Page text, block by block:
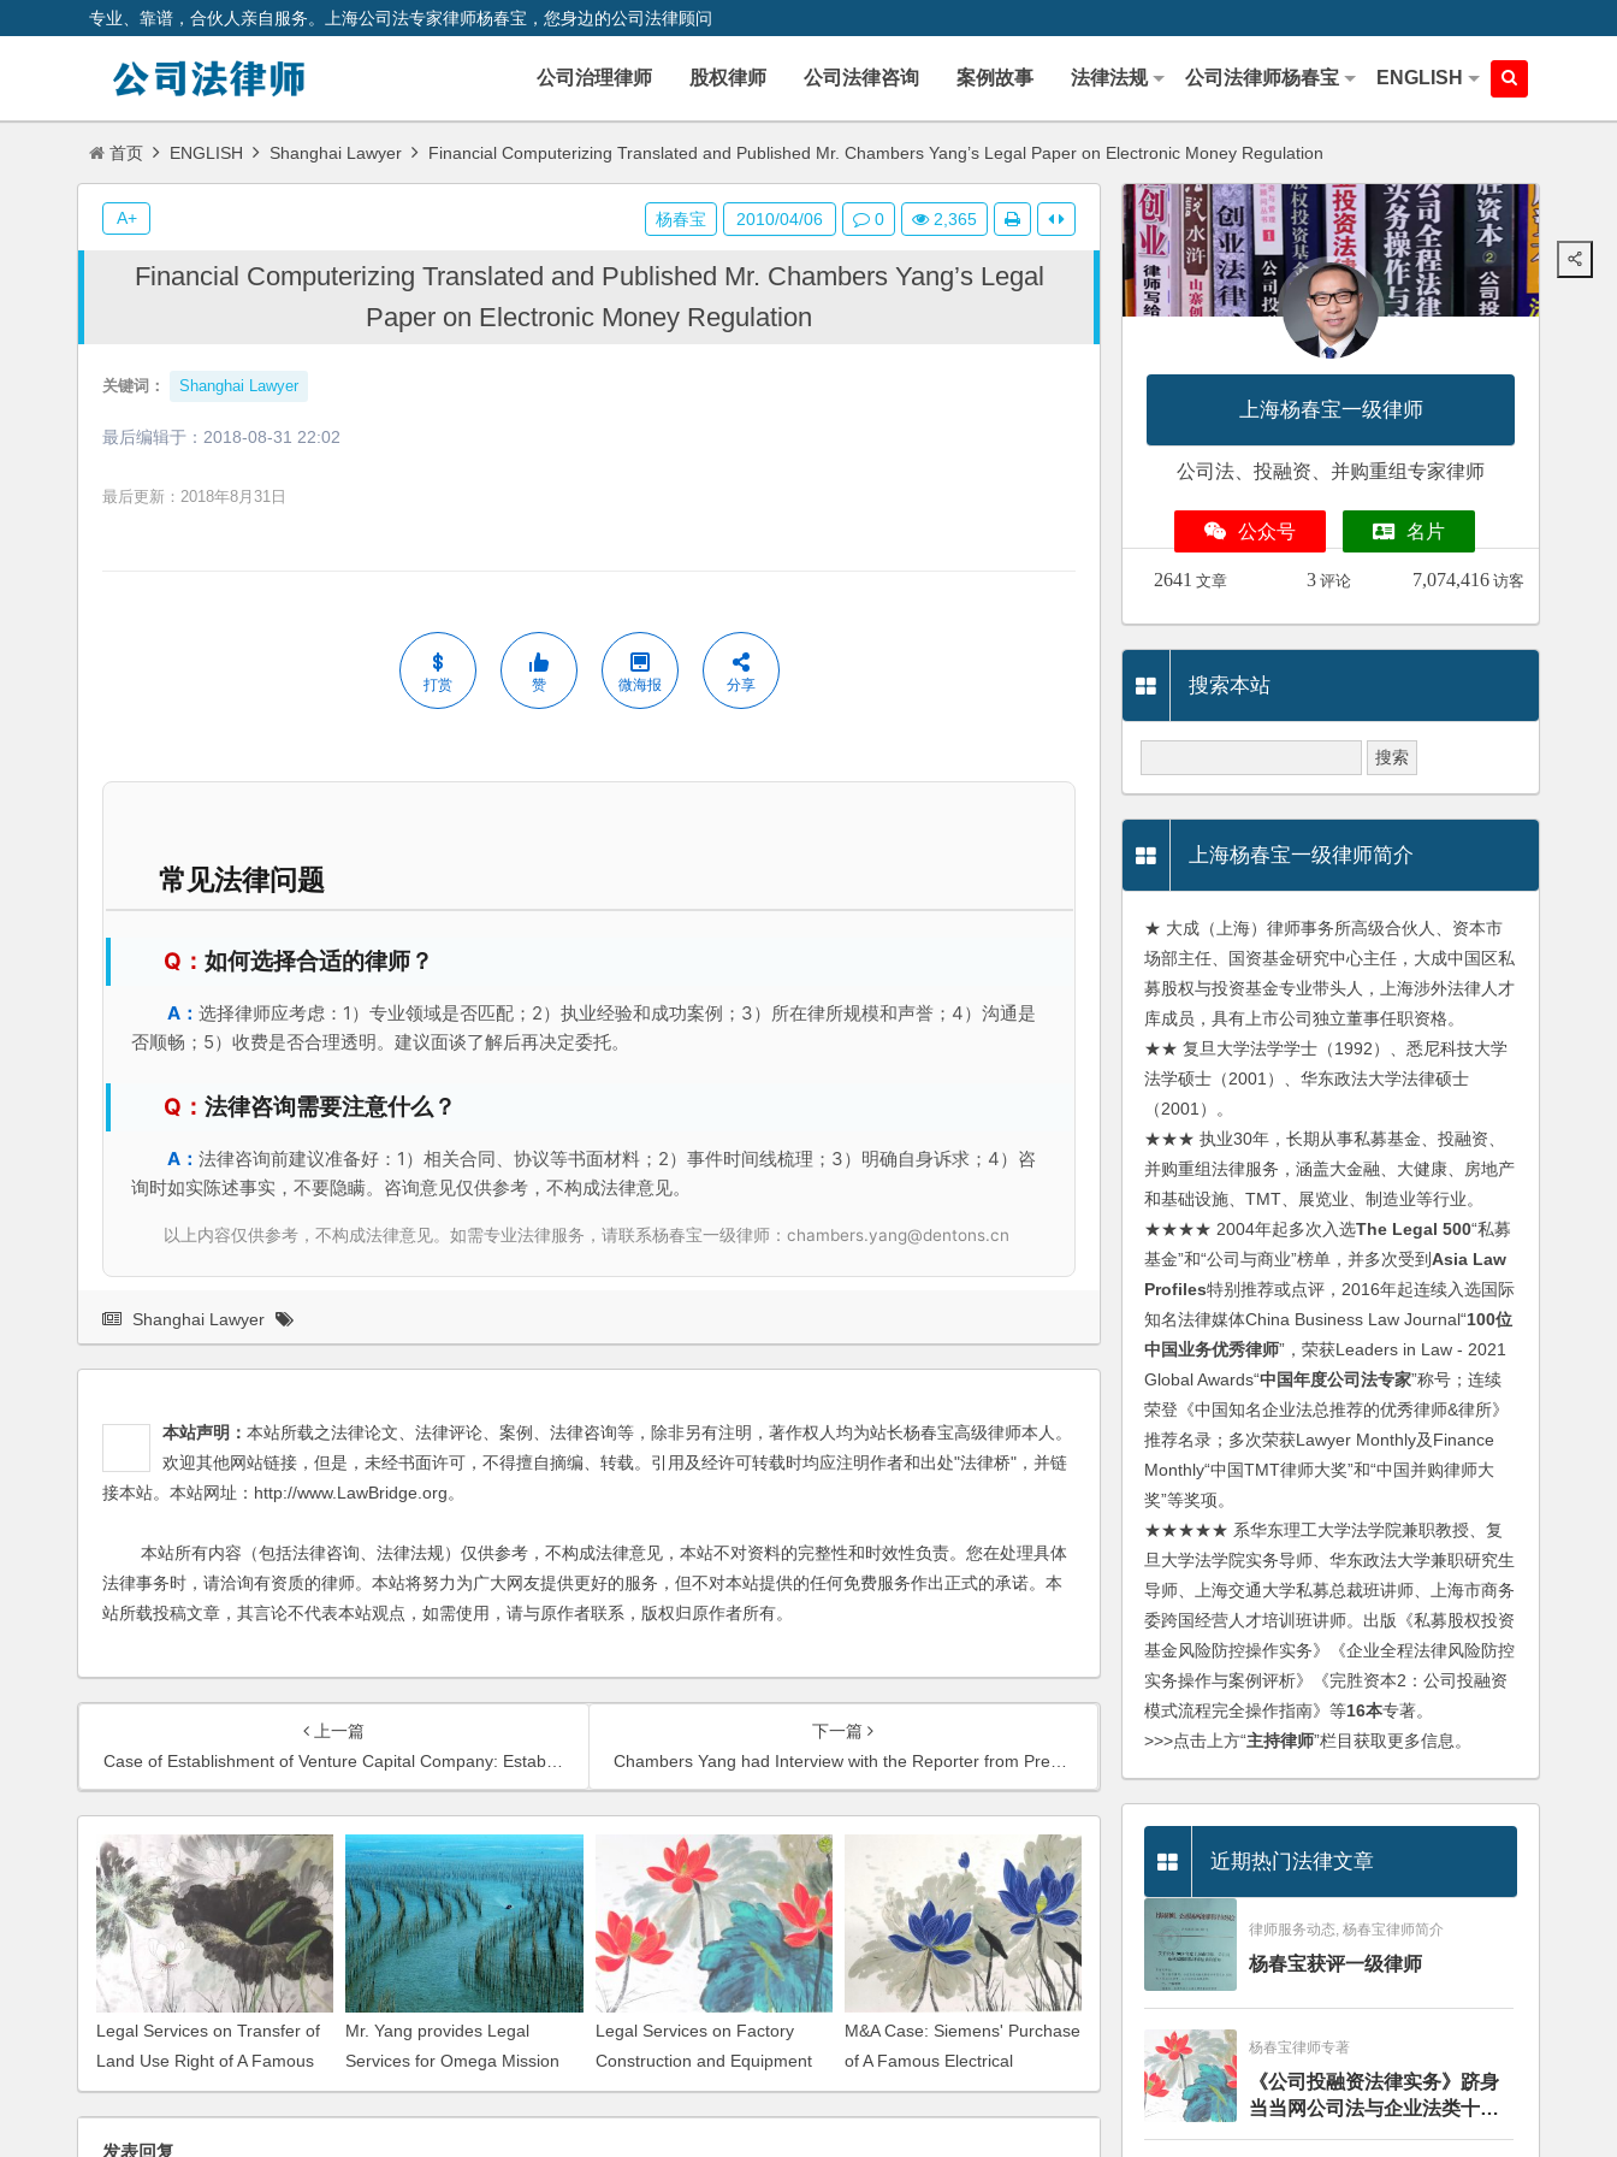
专业、靠谱，合伙人亲自服务。上海公司法专家律师杨春宝，您身边的公司法律顾问
公司治理律师 股权律师 公司法律咨询 案例故事 法律法规 公司法律师杨春宝 ENGLISH
首页 ENGLISH Shanghai Lawyer Financial Computerizing Translated and Published Mr. Chambers Yang’s Legal Paper on Electronic Money Regulation
Financial Computerizing Translated and Published Mr. Chambers Yang’s Legal
Paper on Electronic Money Regulation
关键词： Shanghai Lawyer
最后编辑于： 2018-08-31 22:02
最后更新：2018年8月31日
打赏 赞 微海报 分享
常见法律问题
如何选择合适的律师？
选择律师应考虑：1）专业领域是否匹配；2）执业经验和成功案例；3）所在律所规模和声誉；4）沟通是
否顺畅；5）收费是否合理透明。建议面谈了解后再决定委托。
法律咨询需要注意什么？
法律咨询前建议准备好：1）相关合同、协议等书面材料；2）事件时间线梳理；3）明确自身诉求；4）咨
询时如实陈述事实，不要隐瞒。咨询意见仅供参考，不构成法律意见。
以上内容仅供参考，不构成法律意见。如需专业法律服务，请联系杨春宝一级律师：chambers.yang@dentons.cn
杨春宝 2010/04/06 0 2,365
A+
Shanghai Lawyer
本站声明： 本站所载之法律论文、法律评论、案例、法律咨询等，除非另有注明，著作权人均为站长杨春宝高级律师本人。
欢迎其他网站链接，但是，未经书面许可，不得擅自摘编、转载。引用及经许可转载时均应注明作者和出处"法律桥"，并链
接本站。本站网址：http://www.LawBridge.org。
本站所有内容（包括法律咨询、法律法规）仅供参考，不构成法律意见，本站不对资料的完整性和时效性负责。您在处理具体
法律事务时，请洽询有资质的律师。本站将努力为广大网友提供更好的服务，但不对本站提供的任何免费服务作出正式的承诺。本
站所载投稿文章，其言论不代表本站观点，如需使用，请与原作者联系，版权归原作者所有。
上一篇
Case of Establishment of Venture Capital Company: Establishment of an Internet-of-Things-Oriented Venture Capital Enterprise in Wuxi
下一篇
Chambers Yang had Interview with the Reporter from Press TV in regard to Chinese Enterprises Conduct Mergers in Overseas
Legal Services on Transfer of
Land Use Right of A Famous
Medical Enterprise
Mr. Yang provides Legal
Services for Omega Mission
Hills Golf World Cup
Legal Services on Factory
Construction and Equipment
Installation of Nippon Paint
M&A Case: Siemens' Purchase
of A Famous Electrical
Machinery Enterprise in
Jiangsu Province and
发表回复
上海杨春宝一级律师
公司法、投融资、并购重组专家律师
公众号 名片
2641 文章 3 评论 7,074,416 访客
搜索本站
上海杨春宝一级律师简介
★ 大成（上海）律师事务所高级合伙人、资本市
场部主任、国资基金研究中心主任，大成中国区私
募股权与投资基金专业带头人，上海涉外法律人才
库成员，具有上市公司独立董事任职资格。
★★ 复旦大学法学学士（1992）、悉尼科技大学
法学硕士（2001）、华东政法大学法律硕士
（2001）。
★★★ 执业30年，长期从事私募基金、投融资、
并购重组法律服务，涵盖大金融、大健康、房地产
和基础设施、TMT、展览业、制造业等行业。
★★★★ 2004年起多次入选The Legal 500“私募
基金”和“公司与商业”榜单，并多次受到Asia Law
Profiles特别推荐或点评，2016年起连续入选国际
知名法律媒体China Business Law Journal“100位
中国业务优秀律师”，荣获Leaders in Law - 2021
Global Awards“中国年度公司法专家”称号；连续
荣登《中国知名企业法总推荐的优秀律师&律所》
推荐名录；多次荣获Lawyer Monthly及Finance
Monthly“中国TMT律师大奖”和“中国并购律师大
奖”等奖项。
★★★★★ 系华东理工大学法学院兼职教授、复
旦大学法学院实务导师、华东政法大学兼职研究生
导师、上海交通大学私募总裁班讲师、上海市商务
委跨国经营人才培训班讲师。出版《私募股权投资
基金风险防控操作实务》《企业全程法律风险防控
实务操作与案例评析》《完胜资本2：公司投融资
模式流程完全操作指南》等16本专著。
>>>点击上方“主持律师”栏目获取更多信息。
近期热门法律文章
律师服务动态, 杨春宝律师简介
杨春宝获评一级律师
杨春宝律师专著
《公司投融资法律实务》跻身
当当网公司法与企业法类十大
畅销图书榜